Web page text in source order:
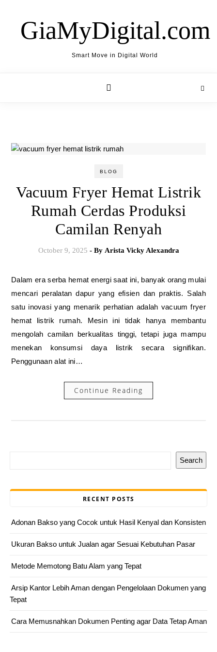
GiaMyDigital.com
Smart Move in Digital World
BLOG
Vacuum Fryer Hemat Listrik
Rumah Cerdas Produksi
Camilan Renyah
October 9, 2025 - By Arista Vicky Alexandra
Dalam era serba hemat energi saat ini, banyak orang mulai
mencari peralatan dapur yang efisien dan praktis. Salah
satu inovasi yang menarik perhatian adalah vacuum fryer
hemat listrik rumah. Mesin ini tidak hanya membantu
mengolah camilan berkualitas tinggi, tetapi juga mampu
menekan konsumsi daya listrik secara signifikan.
Penggunaan alat ini…
Continue Reading
Search
RECENT POSTS
Adonan Bakso yang Cocok untuk Hasil Kenyal dan Konsisten
Ukuran Bakso untuk Jualan agar Sesuai Kebutuhan Pasar
Metode Memotong Batu Alam yang Tepat
Arsip Kantor Lebih Aman dengan Pengelolaan Dokumen yang
Tepat
Cara Memusnahkan Dokumen Penting agar Data Tetap Aman